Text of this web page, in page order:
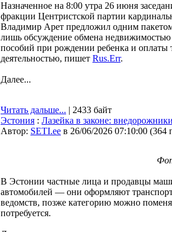
Назначенное на 8:00 утра 26 июня
фракции Центристской партии
Владимир Арет предложил одним
лишь обсуждение обмена недвижимостью
пособий при рождении ребенка и оплаты
деятельностью, пишет Rus.Err.
Далее...
Читать дальше... | 2433 байт
Эстония : Лазейка в законе:
Автор: SETI.ee в 26/06/2026 07:10:00 (364
В Эстонии частные лица и продавцы
автомобилей — они оформляют
ведомств, позже категорию можно
потребуется.